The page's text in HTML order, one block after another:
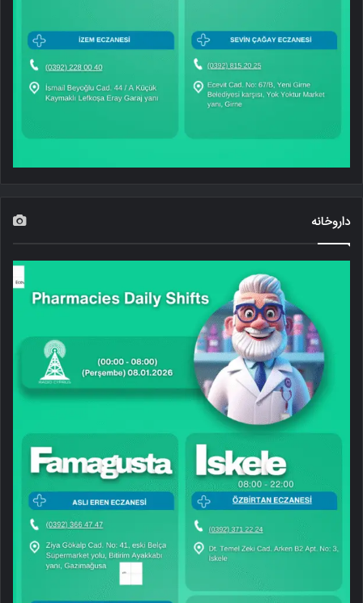
داروخانه